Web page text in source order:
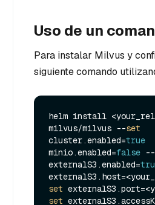
Uso de un
Para instalar Milvus y
siguiente comando
helm install
milvus/milvus --set
cluster.enabled=true
minio.enabled=false --
externalS3.enabled=
set
set